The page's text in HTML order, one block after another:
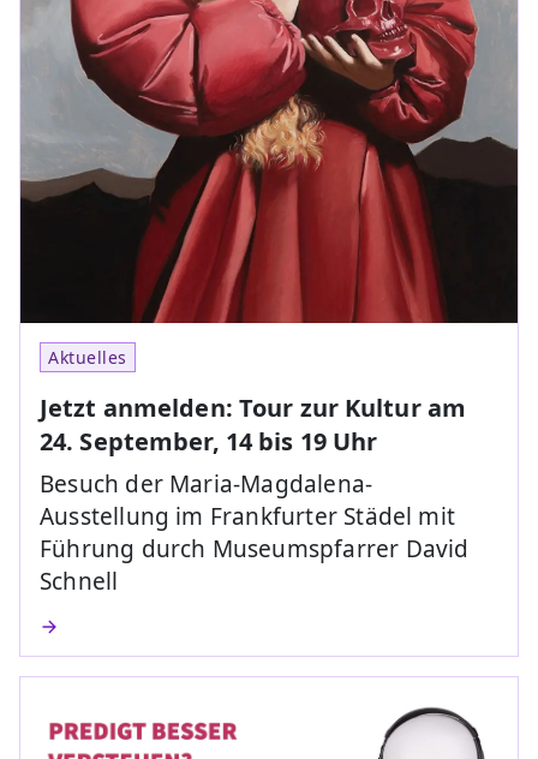
Aktuelles
Jetzt anmelden: Tour zur Kultur am
24. September, 14 bis 19 Uhr
Besuch der Maria-Magdalena-
Ausstellung im Frankfurter Städel mit
Führung durch Museumspfarrer David
Schnell